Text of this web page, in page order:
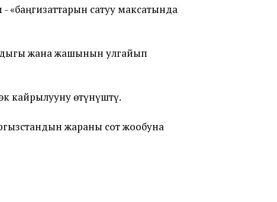
сатуу максатында
жана жашынын улгайып
кайрылууну өтүнүштү.
жараны сот жообуна